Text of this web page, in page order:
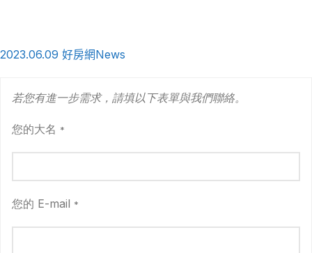
2023.06.09 好房網News
若您有進一步需求，請填以下表單與我們聯絡。
您的大名 *
您的 E-mail *